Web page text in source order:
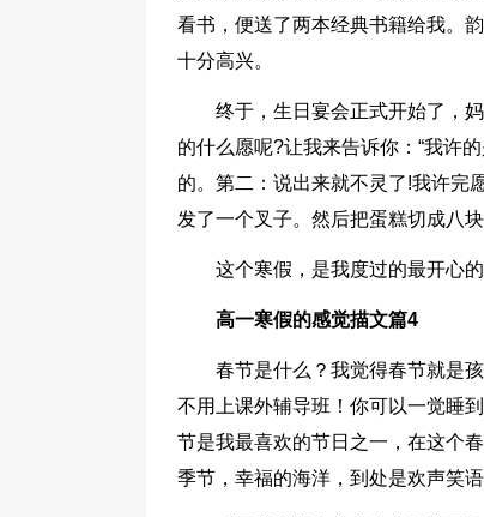
看书，便送了两本经典书籍给我。
十分高兴。
终于，生日宴会正式开始了，
的什么愿呢?让我来告诉你：“我
的。第二：说出来就不灵了!我许完
发了一个叉子。然后把蛋糕切成八
这个寒假，是我度过的最开心
高一寒假的感觉描文篇4
春节是什么？我觉得春节就是
不用上课外辅导班！你可以一觉睡
节是我最喜欢的节日之一，在这个
季节，幸福的海洋，到处是欢声笑语